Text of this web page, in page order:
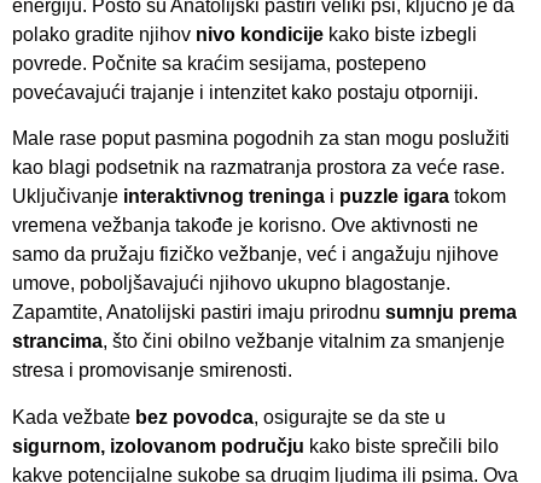
energiju. Pošto su Anatolijski pastiri veliki psi, ključno je da
polako gradite njihov nivo kondicije kako biste izbegli
povrede. Počnite sa kraćim sesijama, postepeno
povećavajući trajanje i intenzitet kako postaju otporniji.
Male rase poput pasmina pogodnih za stan mogu poslužiti
kao blagi podsetnik na razmatranja prostora za veće rase.
Uključivanje interaktivnog treninga i puzzle igara tokom
vremena vežbanja takođe je korisno. Ove aktivnosti ne
samo da pružaju fizičko vežbanje, već i angažuju njihove
umove, poboljšavajući njihovo ukupno blagostanje.
Zapamtite, Anatolijski pastiri imaju prirodnu sumnju prema
strancima, što čini obilno vežbanje vitalnim za smanjenje
stresa i promovisanje smirenosti.
Kada vežbate bez povodca, osigurajte se da ste u
sigurnom, izolovanom području kako biste sprečili bilo
kakve potencijalne sukobe sa drugim ljudima ili psima. Ova